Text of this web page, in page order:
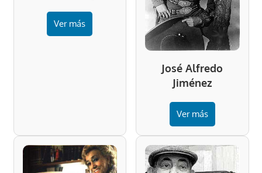
Ver más
José Alfredo
Jiménez
Ver más